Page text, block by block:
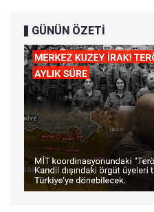
GÜNÜN ÖZETİ